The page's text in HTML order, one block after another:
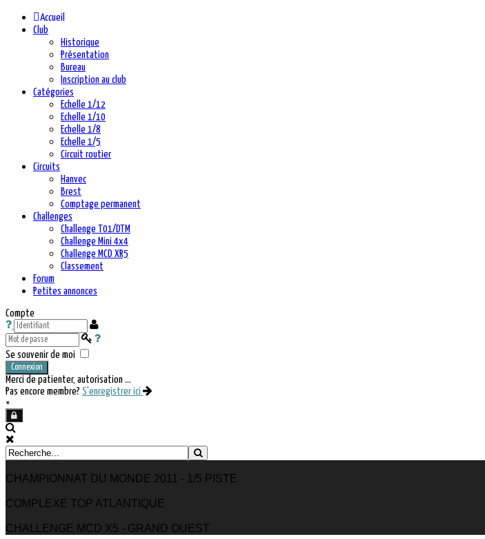
Accueil
Club
Historique
Présentation
Bureau
Inscription au club
Catégories
Echelle 1/12
Echelle 1/10
Echelle 1/8
Echelle 1/5
Circuit routier
Circuits
Hanvec
Brest
Comptage permanent
Challenges
Challenge T01/DTM
Challenge Mini 4x4
Challenge MCD XR5
Classement
Forum
Petites annonces
Compte
Se souvenir de moi
Connexion
Merci de patienter, autorisation ...
Pas encore membre? S'enregistrer ici
×
CHAMPIONNAT DU MONDE 2011 - 1/5 PISTE
COMPLEXE TOP ATLANTIQUE
CHALLENGE MCD X5 - GRAND OUEST
précédente
précédent
suivante
suivant